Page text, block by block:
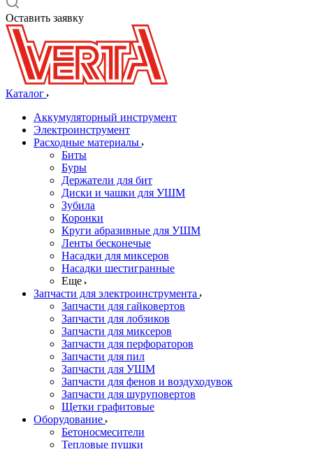
Оставить заявку
Каталог
Аккумуляторный инструмент
Электроинструмент
Расходные материалы
Биты
Буры
Держатели для бит
Диски и чашки для УШМ
Зубила
Коронки
Круги абразивные для УШМ
Ленты бесконечые
Насадки для миксеров
Насадки шестигранные
Еще
Запчасти для электроинструмента
Запчасти для гайковертов
Запчасти для лобзиков
Запчасти для миксеров
Запчасти для перфораторов
Запчасти для пил
Запчасти для УШМ
Запчасти для фенов и воздуходувок
Запчасти для шуруповертов
Щетки графитовые
Оборудование
Бетоносмесители
Тепловые пушки